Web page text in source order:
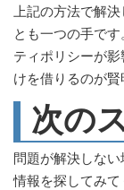
上記の方法で解
とも一つの手で
ティポリシーが
けを借りるのが賢
次の
問題が解決しな
情報を探してみて